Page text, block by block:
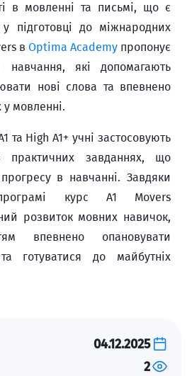
в мовленні та письмі, що є
підготовці до міжнародних
в Optima Academy пропонує
навчання, які допомагають
нові слова та впевнено
у мовленні.
та High A1+ учні застосовують
практичних завданнях, що
в навчанні. Завдяки
програмі курс A1 Movers
розвиток мовних навичок,
впевнено опановувати
готуватися до майбутніх
04.12.2025
2